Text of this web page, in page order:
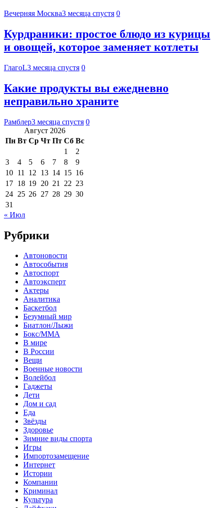
Вечерняя Москва3 месяца спустя 0
Курдраники: простое блюдо из курицы
и овощей, которое заменяет котлеты
ГлагоL3 месяца спустя 0
Какие продукты вы ежедневно
неправильно храните
Рамблер3 месяца спустя 0
Август 2026
Пн Вт Ср Чт Пт Сб Вс
1
2
3
4 5 6 7 8
9
10 11 12 13 14 15 16
17 18 19 20 21 22 23
24 25 26 27 28 29 30
31
« Июл
Рубрики
Автоновости
Автособытия
Автоспорт
Автоэксперт
Актеры
Аналитика
Баскетбол
Безумный мир
Биатлон/Лыжи
Бокс/MMA
В мире
В России
Вещи
Военные новости
Волейбол
Гаджеты
Дети
Дом и сад
Еда
Звёзды
Здоровье
Зимние виды спорта
Игры
Импортозамещение
Интернет
Истории
Компании
Криминал
Культура